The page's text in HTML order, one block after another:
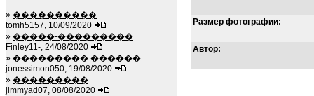
» ����������
tomh5157, 10/09/2020
» �����-���������
Finley11-, 24/08/2020
» ��������� ������
jonessimon050, 19/08/2020
» ���������
jimmyad07, 08/08/2020
Размер фотографии:
Автор: